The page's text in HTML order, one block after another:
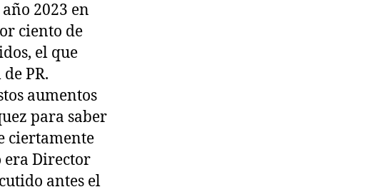
2023 en
ciento de
el que
PR.
aumentos
para saber
ciertamente
era Director
antes el